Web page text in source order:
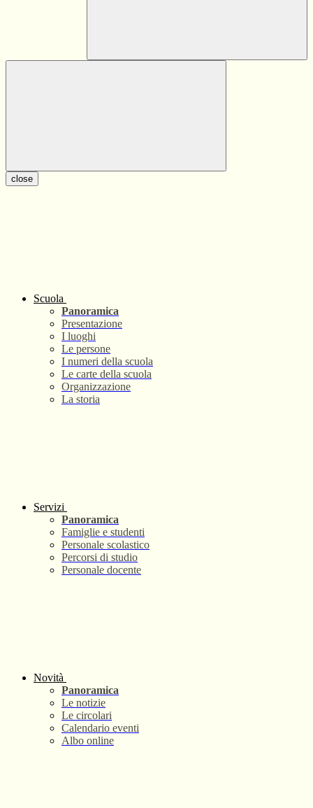
close
Scuola
Panoramica
Presentazione
I luoghi
Le persone
I numeri della scuola
Le carte della scuola
Organizzazione
La storia
Servizi
Panoramica
Famiglie e studenti
Personale scolastico
Percorsi di studio
Personale docente
Novità
Panoramica
Le notizie
Le circolari
Calendario eventi
Albo online